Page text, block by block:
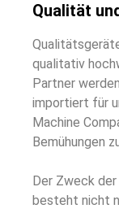
Qualität
qualitativ
Partner
importiert für
Machine
Bemühungen
Der Zweck
besteht nicht